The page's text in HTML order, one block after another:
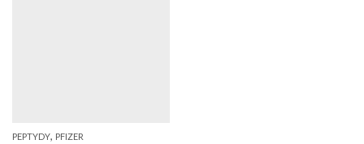
PEPTYDY, PFIZER